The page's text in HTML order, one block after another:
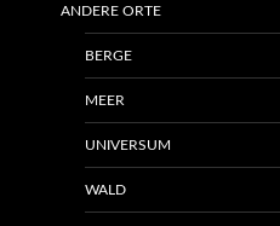
ANDERE ORTE
BERGE
MEER
UNIVERSUM
WALD